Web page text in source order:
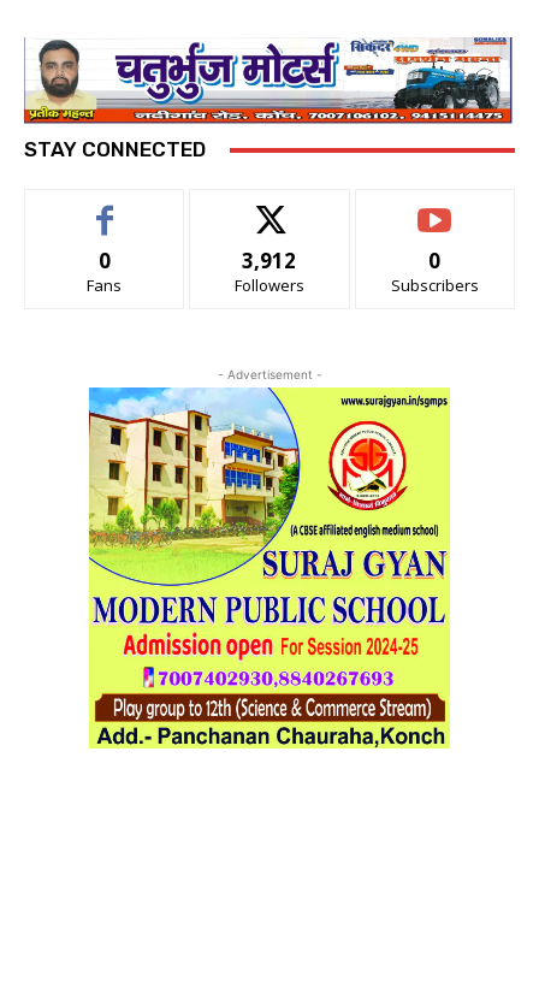
STAY CONNECTED
0
Fans
3,912
Followers
0
Subscribers
- Advertisement -